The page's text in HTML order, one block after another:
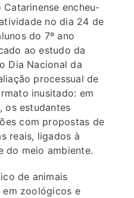
encheu-
no dia 24 de
do 7º ano
ao estudo da
Dia Nacional da
processual de
inusitado: em
os estudantes
com propostas de
reais, ligados à
do meio ambiente.
de animais
em zoológicos e